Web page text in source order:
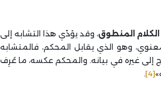
المنطوق، وقد يؤدّي هذا التشابه إلى
وهو الذي يقابل المحكم، فالمتشابه
إلى غيره في بيانه. والمحكم عكسه، ما عُرِف
[4]
.